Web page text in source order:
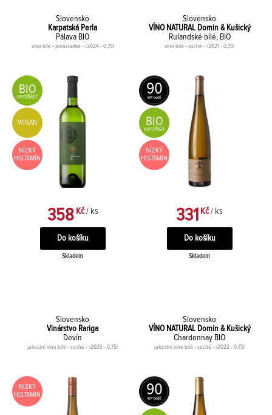
Slovensko
Karpatská Perla
Pálava BIO
víno bílé - polosladké - r2024 - 0,75l
BIO
certifikát
VEGAN
NÍZKÝ
HISTAMIN
358Kč / ks
Skladem
Slovensko
VÍNO NATURAL Domin & Kušický
Rulandské bílé, BIO
víno bílé - suché - r2021 - 0,75l
90
BIO
certifikát
NÍZKÝ
HISTAMIN
331 Kč / ks
Skladem
Slovensko
Vinárstvo Rariga
Devín
jakostní víno bílé - suché - r2025 - 0,75l
NÍZKÝ
HISTAMIN
Slovensko
VÍNO NATURAL Domin & Kušický
Chardonnay BIO
jakostní víno bílé - suché - r2022 - 0,75l
90